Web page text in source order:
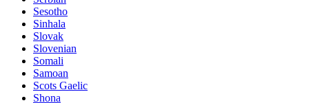
Sesotho
Sinhala
Slovak
Slovenian
Somali
Samoan
Scots Gaelic
Shona